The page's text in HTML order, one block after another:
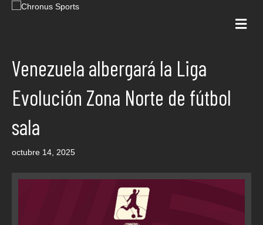
Venezuela albergará la Liga
Evolución Zona Norte de fútbol
sala
octubre 14, 2025